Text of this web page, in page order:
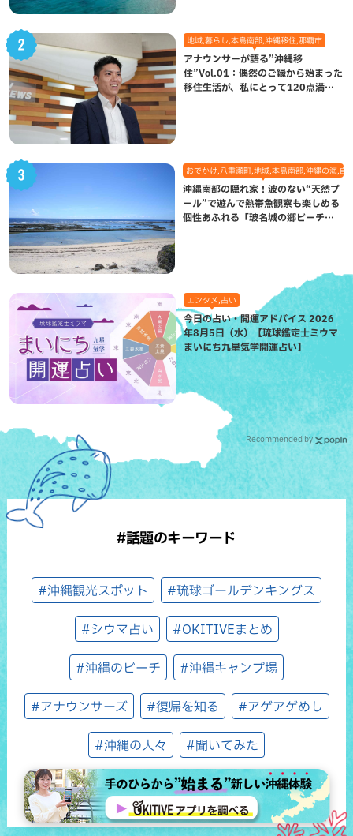
地域,暮らし,本島南部,沖縄移住,那覇市
アナウンサーが語る”沖縄移
住”Vol.01：偶然のご縁から始まった
移住生活が、私にとって120点満点
おでかけ,八重瀬町,地域,本島南部,沖縄の海,自
沖縄南部の隠れ家！波のない“天然プ
ール”で遊んで熱帯魚観察も楽しめる
個性あふれる「玻名城の郷ビーチ」
エンタメ,占い
今日の占い・開運アドバイス 2026
年8月5日（水）【琉球鑑定士ミウマ
まいにち九星気学開運占い】
Recommended by
#話題のキーワード
#沖縄観光スポット #琉球ゴールデンキングス
#シウマ占い #OKITIVEまとめ
#沖縄のビーチ #沖縄キャンプ場
#アナウンサーズ #復帰を知る #アゲアゲめし
#沖縄の人々 #聞いてみた
#ホテルセレクション（ウィン♪ウィン♪）